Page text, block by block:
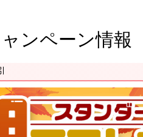
ンペーン情報